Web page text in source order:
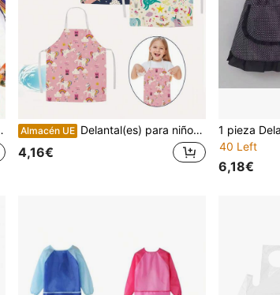
Almacén UE Delantal(es) para niños, 1/2/4 piezas, estilo de dibujos animados con unicornio, para niños y niñas, para cocinar, hornear, arte, pintura, jardinería, delantal de niños, delantal infantil, delantal para niños pequeños, delantal de cocina para niños, delantal bonito para niños
4,16€
40 Left
6,18€